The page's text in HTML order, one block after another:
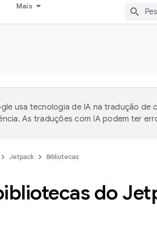
Mais
usa tecnologia de IA na tradução de
As traduções com IA podem ter
Jetpack Bibliotecas
do